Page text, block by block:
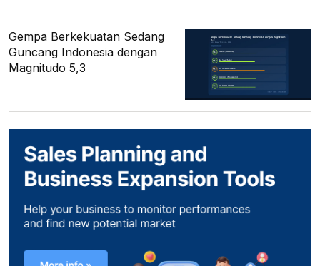
Gempa Berkekuatan Sedang
Guncang Indonesia dengan
Magnitudo 5,3